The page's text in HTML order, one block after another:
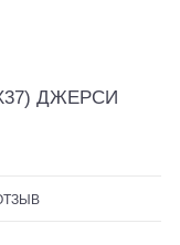
ДЖЕРСИ